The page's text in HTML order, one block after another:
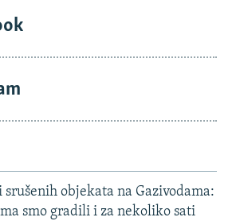
srušenih objekata na Gazivodama:
smo gradili i za nekoliko sati